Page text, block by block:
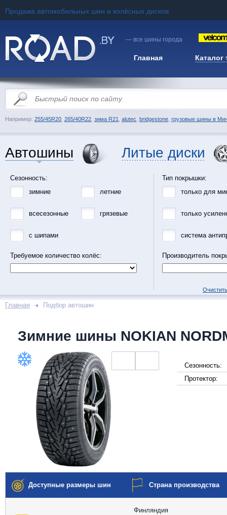
Продажа автомобильных шин и колёсных дисков
— все шины города
Главная Каталог
Например: 255/45R20 265/40R22 зима R21 alutec bridgestone грузовые шины в
Автошины Литые диски
Сезонность:
зимние
летние
всесезонные грязевые
с шипами
Требуемое количество колёс:
Тип покрышки:
только для
только
система
Производитель
Главная Подбор автошин
Зимние шины NOKIAN
Сезонность:
Протектор:
Доступные размеры шин Страна производства
Финляндия